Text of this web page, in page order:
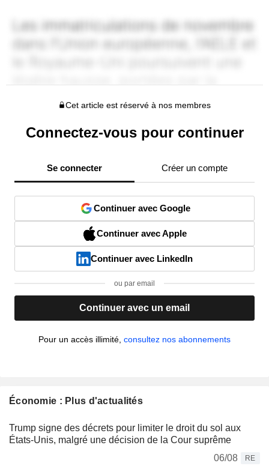
Cet article est réservé à nos membres
Connectez-vous pour continuer
Se connecter Créer un compte
Continuer avec Google
Continuer avec Apple
Continuer avec LinkedIn
ou par email
Continuer avec un email
Pour un accès illimité, consultez nos abonnements
Économie : Plus d'actualités
Trump signe des décrets pour limiter le droit du sol aux
États-Unis, malgré une décision de la Cour suprême
06/08
RE